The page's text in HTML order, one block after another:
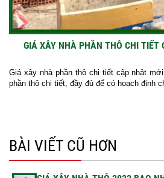
GIÁ XÂY NHÀ PHẦN THÔ CHI TIẾT
Giá xây nhà phần thô chi tiết cập nhật
phần thô chi tiết, đầy đủ để có hoạch định
BÀI VIẾT CŨ HƠN